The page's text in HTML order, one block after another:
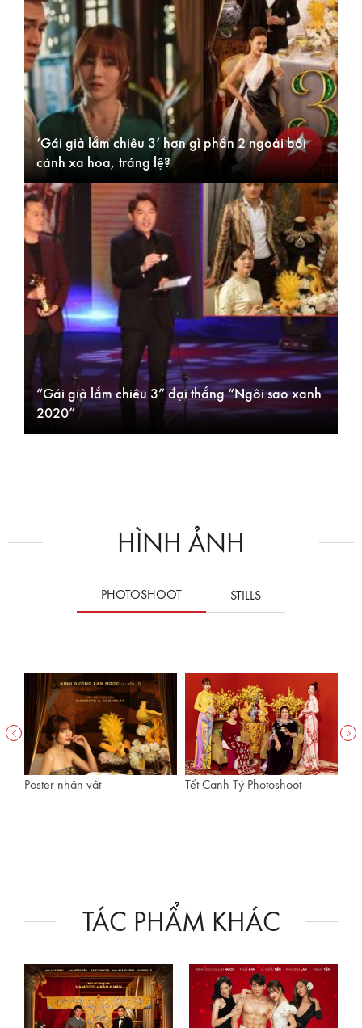
‘Gái già lắm chiêu 3’ hơn gì phần 2 ngoài bối
cảnh xa hoa, tráng lệ?
“Gái già lắm chiêu 3” đại thắng “Ngôi sao xanh
2020”
HÌNH ẢNH
PHOTOSHOOT STILLS
Poster nhân vật Tết Canh Tý Photoshoot
TÁC PHẨM KHÁC